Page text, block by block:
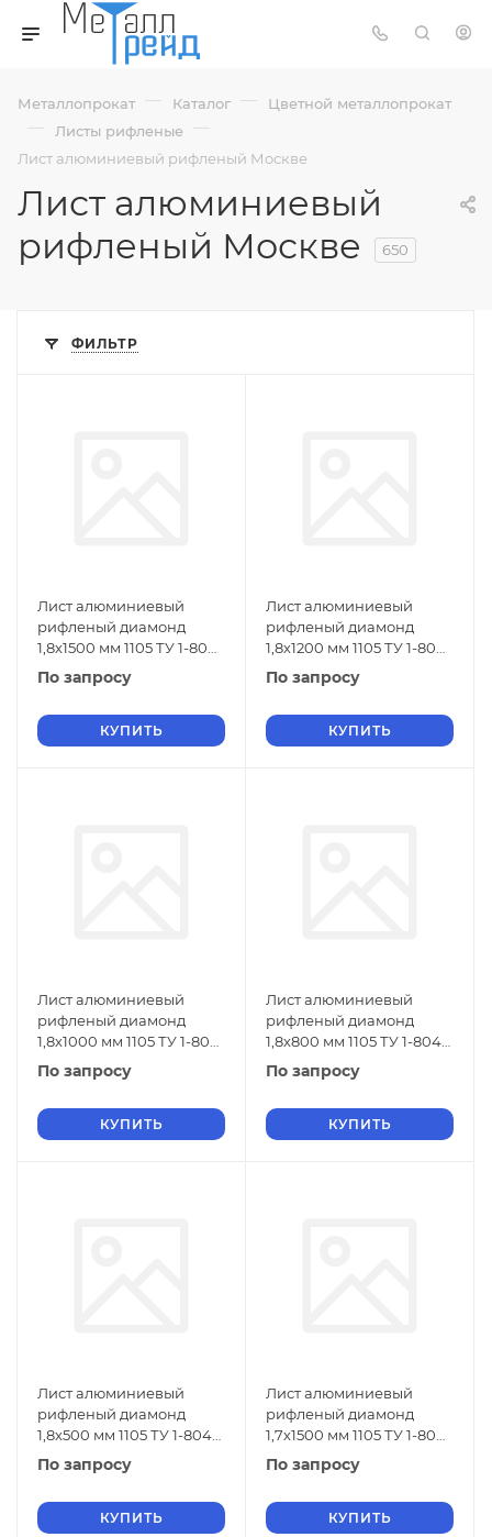
Металлопрокат — Каталог — Цветной металлопрокат
— Листы рифленые —
Лист алюминиевый рифленый Москве
Лист алюминиевый
рифленый Москве
650
ФИЛЬТР
Лист алюминиевый
рифленый диамонд
1,8х1500 мм 1105 ТУ 1-804-
432-2006
По запросу
КУПИТЬ
Лист алюминиевый
рифленый диамонд
1,8х1200 мм 1105 ТУ 1-804-
432-2006
По запросу
КУПИТЬ
Лист алюминиевый
рифленый диамонд
1,8х1000 мм 1105 ТУ 1-804-
432-2006
По запросу
КУПИТЬ
Лист алюминиевый
рифленый диамонд
1,8х800 мм 1105 ТУ 1-804-
432-2006
По запросу
КУПИТЬ
Лист алюминиевый
рифленый диамонд
1,8х500 мм 1105 ТУ 1-804-
432-2006
По запросу
КУПИТЬ
Лист алюминиевый
рифленый диамонд
1,7х1500 мм 1105 ТУ 1-804-
432-2006
По запросу
КУПИТЬ